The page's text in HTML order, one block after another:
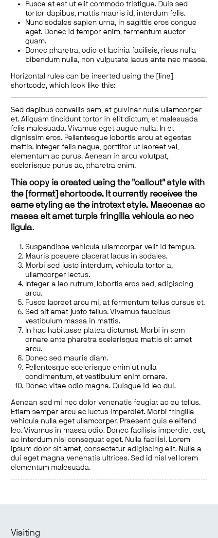
Fusce at est ut elit commodo tristique. Duis sed
tortor dapibus, mattis mauris id, interdum felis.
Nunc sodales sapien urna, in sagittis eros congue
eget. Donec id tempor enim, fermentum auctor
quam.
Donec pharetra, odio et lacinia facilisis, risus nulla
bibendum nulla, non vulputate lacus ante nec massa.
Horizontal rules can be inserted using the [line]
shortcode, which look like this:
Sed dapibus convallis sem, at pulvinar nulla ullamcorper
et. Aliquam tincidunt tortor in elit dictum, et malesuada
felis malesuada. Vivamus eget augue nulla. In et
dignissim eros. Pellentesque lobortis arcu at egestas
mattis. Integer felis neque, porttitor ut laoreet vel,
elementum ac purus. Aenean in arcu volutpat,
scelerisque purus ac, pharetra enim.
This copy is created using the "callout" style with
the [format] shortcode. It currently receives the
same styling as the introtext style. Maecenas ac
massa sit amet turpis fringilla vehicula ac nec
ligula.
Suspendisse vehicula ullamcorper velit id tempus.
Mauris posuere placerat lacus in sodales.
Morbi sed justo interdum, vehicula tortor a,
ullamcorper lectus.
Integer a leo rutrum, lobortis eros sed, adipiscing
arcu.
Fusce laoreet arcu mi, at fermentum tellus cursus et.
Sed sit amet justo tellus. Vivamus faucibus
vestibulum massa in mattis.
In hac habitasse platea dictumst. Morbi in sem
ornare ante pharetra scelerisque mattis sit amet
arcu.
Donec sed mauris diam.
Pellentesque scelerisque enim ut nulla
condimentum, et vestibulum enim ornare.
Donec vitae odio magna. Quisque id leo dui.
Aenean sed mi nec dolor venenatis feugiat ac eu tellus.
Etiam semper arcu ac luctus imperdiet. Morbi fringilla
vehicula nulla eget ullamcorper. Praesent quis eleifend
leo. Vivamus in massa odio. Donec facilisis imperdiet est,
ac interdum nisl consequat eget. Nulla facilisi. Lorem
ipsum dolor sit amet, consectetur adipiscing elit. Nulla a
dui eget magna venenatis ultrices. Sed id nisl vel lorem
elementum malesuada.
Visiting